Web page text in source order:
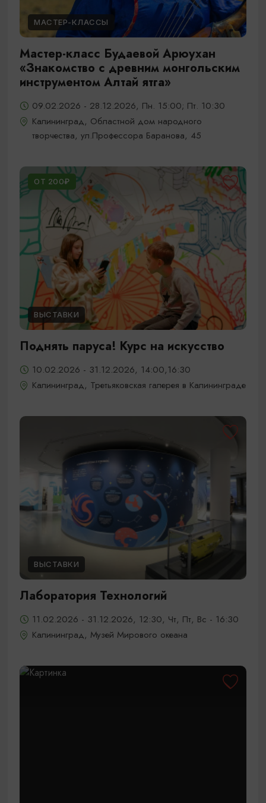
МАСТЕР-КЛАССЫ
Мастер-класс Будаевой Арюухан
«Знакомство с древним монгольским
инструментом Алтай ятга»
09.02.2026 - 28.12.2026, Пн. 15:00; Пт. 10:30
Калининград, Областной дом народного
творчества, ул.Профессора Баранова, 45
ОТ 200₽
ВЫСТАВКИ
Поднять паруса! Курс на искусство
10.02.2026 - 31.12.2026, 14:00,16:30
Калининград, Третьяковская галерея в Калининграде
ВЫСТАВКИ
Лаборатория Технологий
11.02.2026 - 31.12.2026, 12:30, Чт, Пт, Вс - 16:30
Калининград, Музей Мирового океана